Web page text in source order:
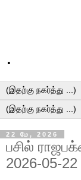
.
22 மே, 2026
பசில்
2026-05-